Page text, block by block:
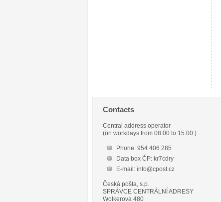
Contacts
Central address operator
(on workdays from 08.00 to 15.00.)
Phone: 954 406 285
Data box ČP: kr7cdry
E-mail: info@cpost.cz
Česká pošta, s.p.
SPRÁVCE CENTRÁLNÍ ADRESY
Wolkerova 480